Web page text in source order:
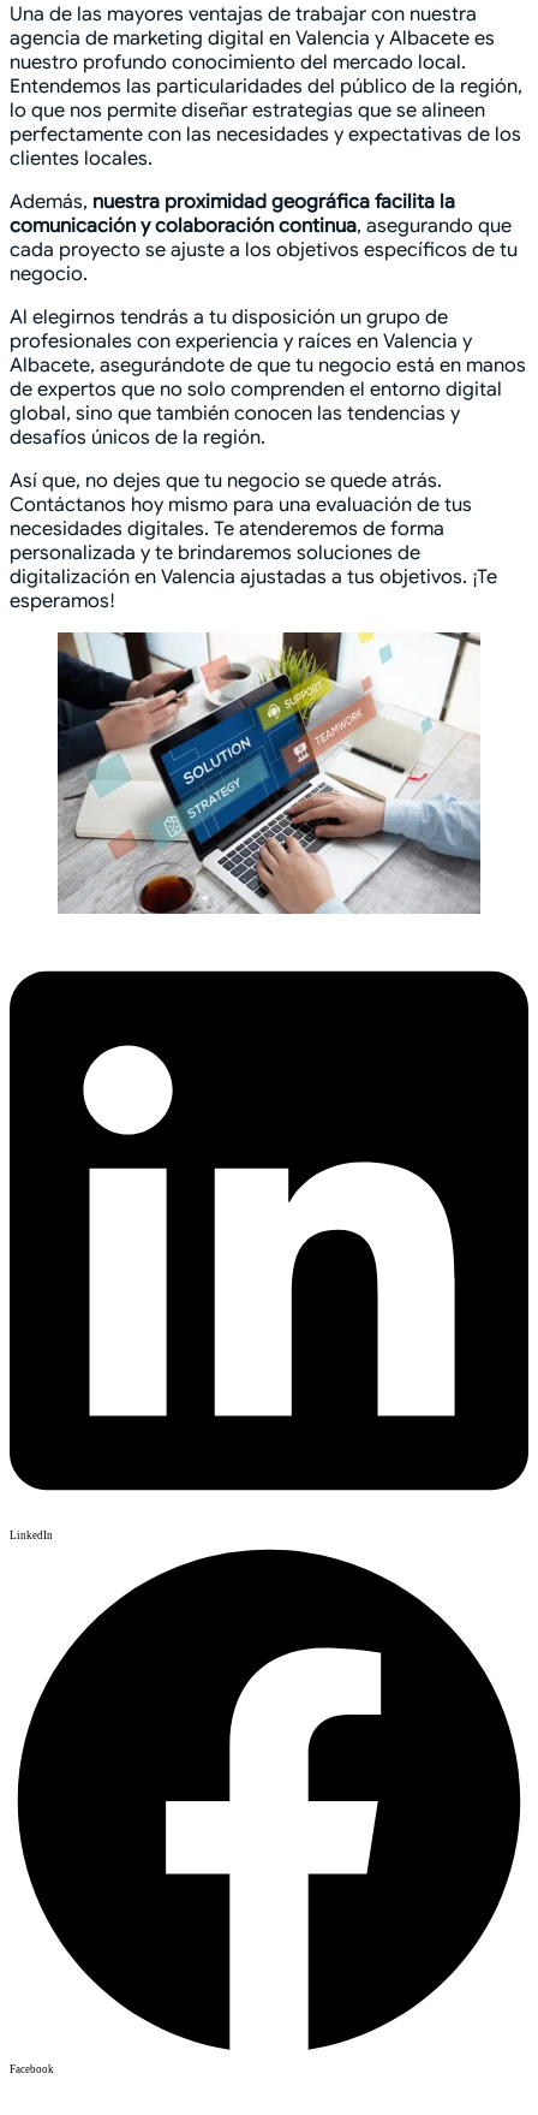
Una de las mayores ventajas de trabajar con nuestra
agencia de marketing digital en Valencia y Albacete es
nuestro profundo conocimiento del mercado local.
Entendemos las particularidades del público de la región,
lo que nos permite diseñar estrategias que se alineen
perfectamente con las necesidades y expectativas de los
clientes locales.
Además, nuestra proximidad geográfica facilita la
comunicación y colaboración continua, asegurando que
cada proyecto se ajuste a los objetivos específicos de tu
negocio.
Al elegirnos tendrás a tu disposición un grupo de
profesionales con experiencia y raíces en Valencia y
Albacete, asegurándote de que tu negocio está en manos
de expertos que no solo comprenden el entorno digital
global, sino que también conocen las tendencias y
desafíos únicos de la región.
Así que, no dejes que tu negocio se quede atrás.
Contáctanos hoy mismo para una evaluación de tus
necesidades digitales. Te atenderemos de forma
personalizada y te brindaremos soluciones de
digitalización en Valencia ajustadas a tus objetivos. ¡Te
esperamos!
LinkedIn
Facebook